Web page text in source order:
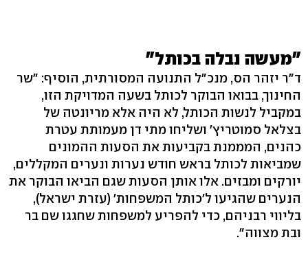
"מעשה נבלה בכותל"
ד"ר יזהר הס, מנכ"ל התנועה המסורתית, הוסיף: "שר
החינוך, בבואו הבוקר לכותל בשעה המדויקת הזו,
במקביל לנשות הכותל, לא היה אלא מריונטה של
בצלאל סמוטריץ' ושליחו מתי דן מעמותת עטרת
כהנים, המממנת בקביעות את הסעות ההמונים
שמביאות לכותל בראש חודש נערות ונערים המקללים,
יורקים ומבזים. אלו אותן הסעות שגם הביאו הבוקר את
הנערים שהגיעו ל'כותל המשפחות' (עזרת ישראל),
בליווי רבניהם, כדי להפריע למשפחות שחגגו שם בר
ובת מצווה".